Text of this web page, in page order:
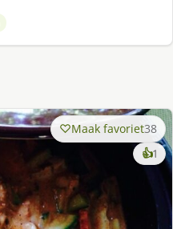
Maak favoriet38
👍1